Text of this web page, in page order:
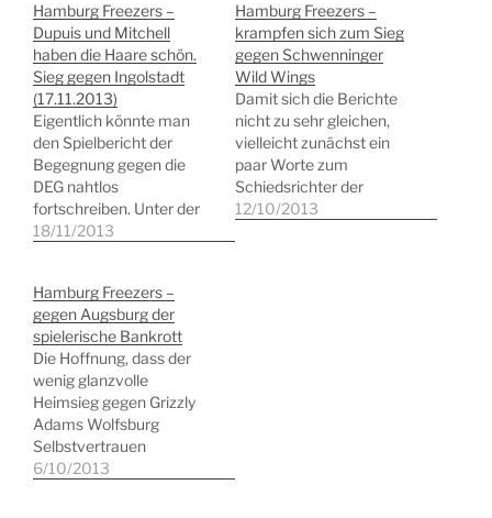
Hamburg Freezers –
Dupuis und Mitchell
haben die Haare schön.
Sieg gegen Ingolstadt
(17.11.2013)
Eigentlich könnte man
den Spielbericht der
Begegnung gegen die
DEG nahtlos
fortschreiben. Unter der
eher bescheidenen
Schiedsrichter-Duos
Bauer und Vogl (um das
hässliche Wort der
Schieberei mal zu
vermeiden) ging es am
gestrigen Tage gegen
den ERC Ingolstadt. Die
Ingolstädter hatten wohl
den Schiedsrichtern ein
18/11/2013
Hamburg Freezers –
krampfen sich zum Sieg
gegen Schwenninger
Wild Wings
Damit sich die Berichte
nicht zu sehr gleichen,
vielleicht zunächst ein
paar Worte zum
Schiedsrichter der
gestrigen Partie der
12/10/2013
Hamburg Freezers –
gegen Augsburg der
spielerische Bankrott
Die Hoffnung, dass der
wenig glanzvolle
Heimsieg gegen Grizzly
Adams Wolfsburg
Selbstvertrauen
geschaffen hätte, erfüllte
6/10/2013